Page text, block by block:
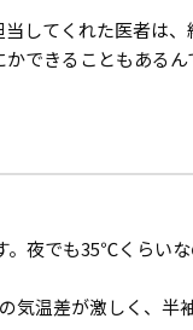
してくれた医者は
できることもある
。夜でも35℃くらい
気温差が激しく、半